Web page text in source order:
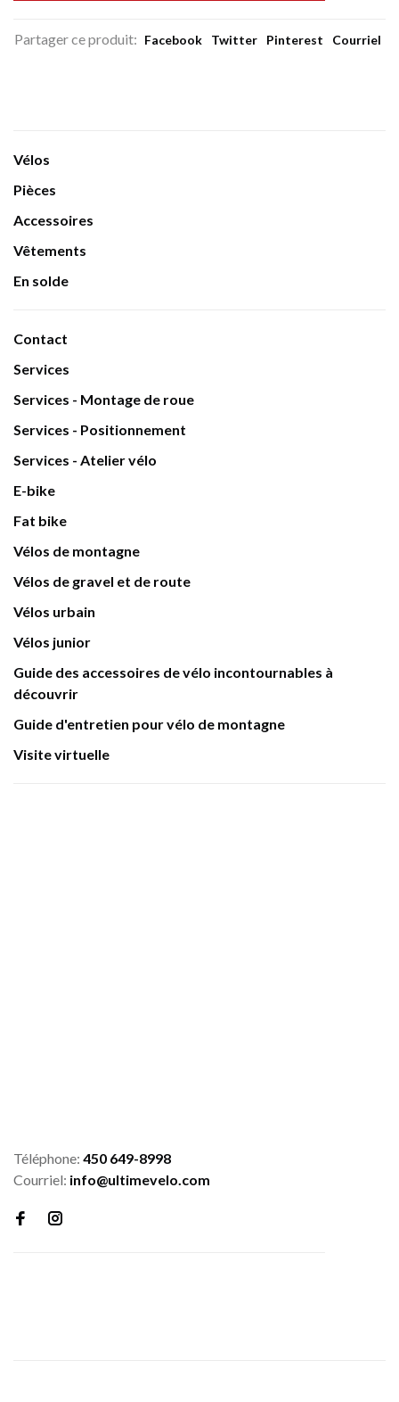
Partager ce produit: Facebook Twitter Pinterest Courriel
Vélos
Pièces
Accessoires
Vêtements
En solde
Contact
Services
Services - Montage de roue
Services - Positionnement
Services - Atelier vélo
E-bike
Fat bike
Vélos de montagne
Vélos de gravel et de route
Vélos urbain
Vélos junior
Guide des accessoires de vélo incontournables à
découvrir
Guide d'entretien pour vélo de montagne
Visite virtuelle
Téléphone: 450 649-8998
Courriel: info@ultimevelo.com